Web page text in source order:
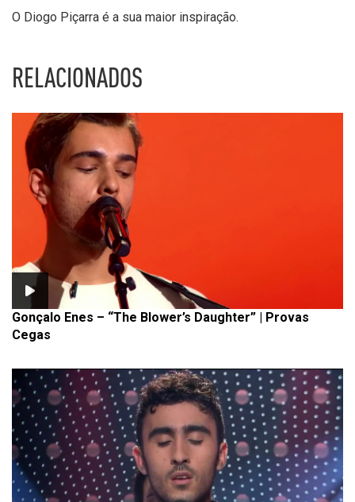
O Diogo Piçarra é a sua maior inspiração.
RELACIONADOS
Gonçalo Enes – “The Blower’s Daughter” | Provas
Cegas